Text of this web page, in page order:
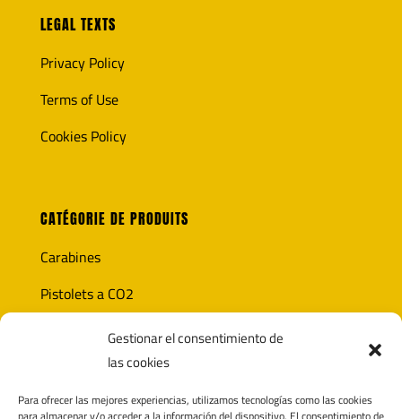
Gestionar el consentimiento de
las cookies
Para ofrecer las mejores experiencias, utilizamos tecnologías como las cookies
LEGAL TEXTS
Privacy Policy
Terms of Use
Cookies Policy
CATÉGORIE DE PRODUITS
Carabines
Pistolets a CO2
Accesoires